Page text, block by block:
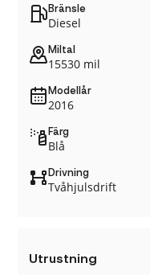
Bränsle
Diesel
Miltal
15530 mil
Modellår
2016
Färg
Blå
Drivning
Tvåhjulsdrift
Utrustning